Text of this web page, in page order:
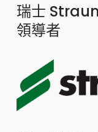
瑞士
領導者